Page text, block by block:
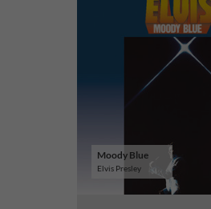
Moody Blue
Elvis Presley